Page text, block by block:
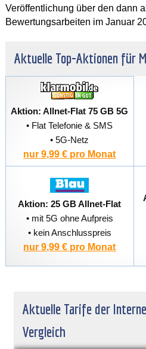
Veröffentlichung über den dann
Bewertungsarbeiten im Januar
Aktuelle Top-Aktionen für
Aktion: Allnet-Flat 75 GB 5G
• Flat Telefonie & SMS
• 5G-Netz
nur 9,99 € pro Monat
Aktion: 25 GB Allnet-Flat
• mit 5G ohne Aufpreis
• kein Anschlusspreis
nur 9,99 € pro Monat
Aktuelle Tarife der
Vergleich